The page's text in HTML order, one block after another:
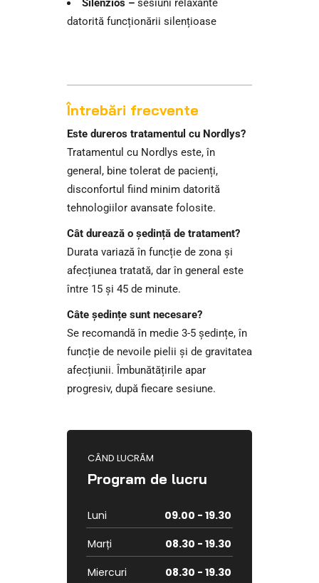
CÂND LUCRĂM
Program de lucru
Luni
09.00 - 19.30
Marți
08.30 - 19.30
Miercuri
08.30 - 19.30
Silenzios – sesiuni relaxante
datorită funcționării silențioase
Întrebări frecvente
Este dureros tratamentul cu Nordlys?
Tratamentul cu Nordlys este, în
general, bine tolerat de pacienți,
disconfortul fiind minim datorită
tehnologiilor avansate folosite.
Cât durează o ședință de tratament?
Durata variază în funcție de zona și
afecțiunea tratată, dar în general este
între 15 și 45 de minute.
Câte ședințe sunt necesare?
Se recomandă în medie 3-5 ședințe, în
funcție de nevoile pielii și de gravitatea
afecțiunii. Îmbunătățirile apar
progresiv, după fiecare sesiune.